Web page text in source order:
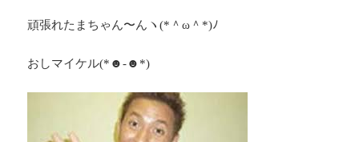
頑張れたまちゃん〜んヽ(*＾ω＾*)ﾉ
おしマイケル(*☻-☻*)